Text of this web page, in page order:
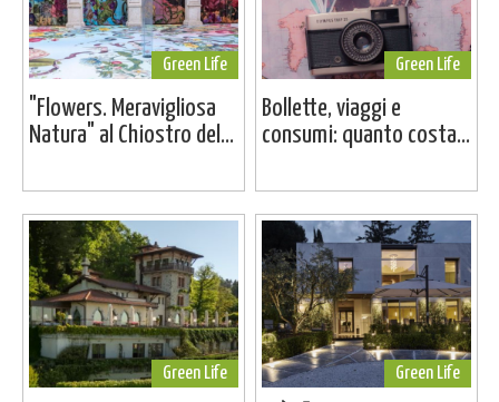
Green Life
"Flowers. Meravigliosa
Natura" al Chiostro del...
Green Life
Bollette, viaggi e
consumi: quanto costa...
Green Life Green Life